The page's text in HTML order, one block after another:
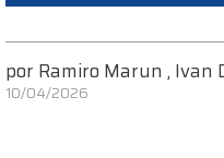
por Ramiro Marun , Ivan
10/04/2026